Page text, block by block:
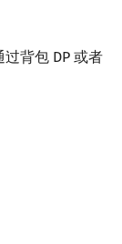
背包 DP 或者